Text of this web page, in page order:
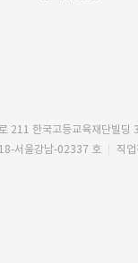
211 한국고등교육재단빌딩
서울강남-02337 호 직